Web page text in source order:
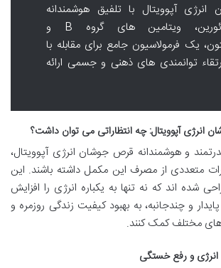
آپوویتال با تلفیق هوشمندانه
کافئین، تائورین، ویتامین های گروه B و
یک فرمولاسیون جامع برای مقابله با
توانمندی های ذهنی و جسمی ارائه
انرژی آپوویتال: چه انتظاراتی می توان داشت؟
و هوشمندانه قرص جوشان انرژی آپوویتال،
متعددی از مصرف این مکمل داشته باشند. این
شده اند که نه تنها به یکباره انرژی را افزایش
و چندجانبه، به بهبود کیفیت زندگی روزمره و
های مختلف کمک کنند.
و رفع خستگی